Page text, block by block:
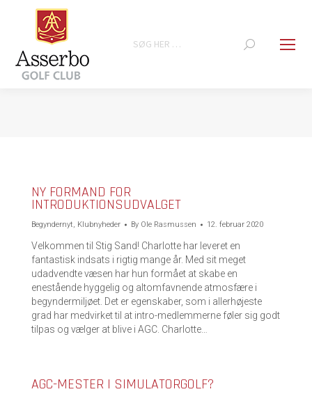
Search:
NY FORMAND FOR
INTRODUKTIONSUDVALGET
Begyndernyt, Klubnyheder By Ole Rasmussen 12. februar 2020
Velkommen til Stig Sand! Charlotte har leveret en
fantastisk indsats i rigtig mange år. Med sit meget
udadvendte væsen har hun formået at skabe en
enestående hyggelig og altomfavnende atmosfære i
begyndermiljøet. Det er egenskaber, som i allerhøjeste
grad har medvirket til at intro-medlemmerne føler sig godt
tilpas og vælger at blive i AGC. Charlotte…
AGC-MESTER I SIMULATORGOLF?